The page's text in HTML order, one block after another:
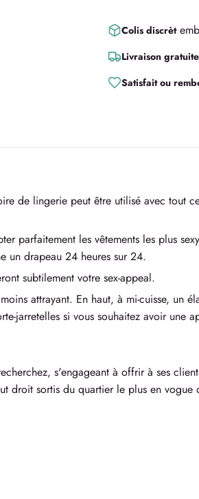
Colis discrèt
Livraison gratuite
Satisfait ou
de lingerie peut être utilisé avec tout
parfaitement les vêtements les plus
un drapeau 24 heures sur 24.
subtilement votre sex-appeal.
attrayant. En haut, à mi-cuisse, un
jarretelles si vous souhaitez avoir une
s'engageant à offrir à ses
droit sortis du quartier le plus en vogue